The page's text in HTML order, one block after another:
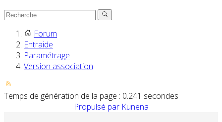
Forum
Entraide
Paramétrage
Version association
Temps de génération de la page : 0.241 secondes
Propulsé par Kunena